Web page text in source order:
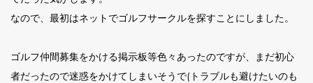
なので、最初はネットでゴルフサークルを探すことにしました。
ゴルフ仲間募集をかける掲示板等色々あったのですが、まだ初心
者だったので迷惑をかけてしまいそうで(トラブルも避けたいのも